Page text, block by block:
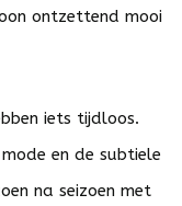
ontzettend mooi
iets tijdloos.
en de subtiele
na seizoen met